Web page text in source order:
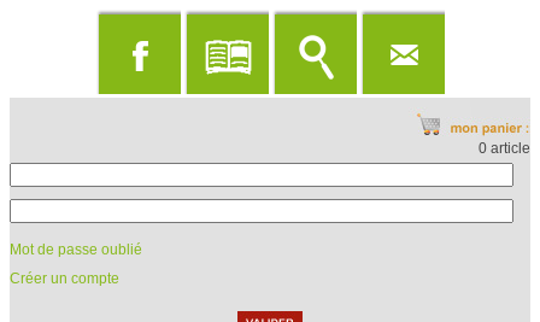
0 article
Mot de passe oublié
Créer un compte